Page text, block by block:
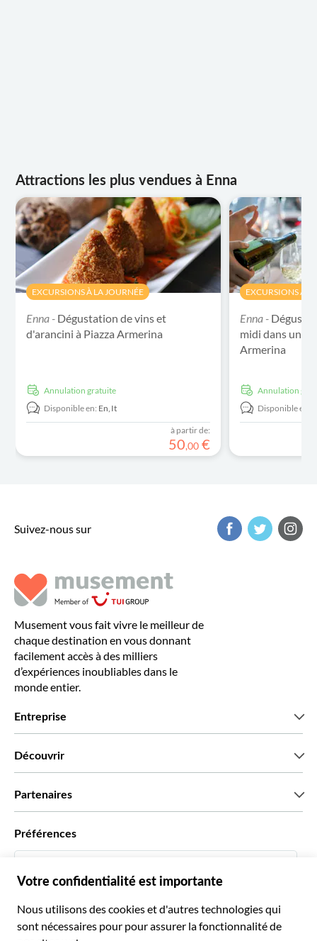
Attractions les plus vendues à Enna
EXCURSIONS À LA JOURNÉE
Enna - Dégustation de vins et
d'arancini à Piazza Armerina
Annulation gratuite
Disponible en: En,It
à partir de:
50,00 €
EXCURSIONS À
Enna -
midi dans un
Armerina
Annulation
Disponible en:
Suivez-nous sur
Musement vous fait vivre le meilleur de
chaque destination en vous donnant
facilement accès à des milliers
d’expériences inoubliables dans le
monde entier.
Entreprise
Découvrir
Partenaires
Agences de voyages
Become a Distribution Partner
Préférences
Français
Italiano
Français
€ Euro